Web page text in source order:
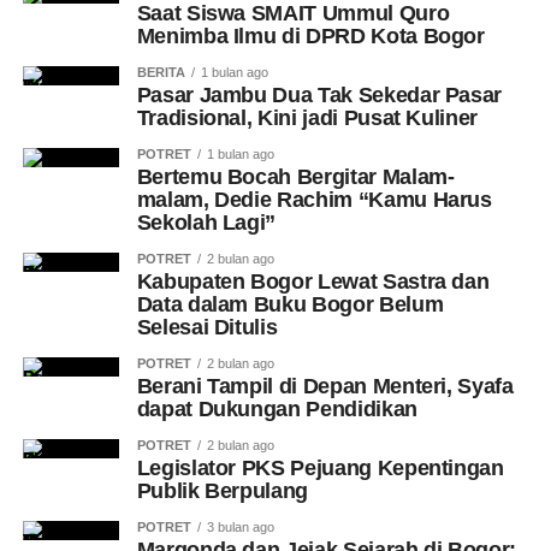
Saat Siswa SMAIT Ummul Quro
Menimba Ilmu di DPRD Kota Bogor
BERITA 1 bulan ago
Pasar Jambu Dua Tak Sekedar Pasar
Tradisional, Kini jadi Pusat Kuliner
POTRET 1 bulan ago
Bertemu Bocah Bergitar Malam-
malam, Dedie Rachim “Kamu Harus
Sekolah Lagi”
POTRET 2 bulan ago
Kabupaten Bogor Lewat Sastra dan
Data dalam Buku Bogor Belum
Selesai Ditulis
POTRET 2 bulan ago
Berani Tampil di Depan Menteri, Syafa
dapat Dukungan Pendidikan
POTRET 2 bulan ago
Legislator PKS Pejuang Kepentingan
Publik Berpulang
POTRET 3 bulan ago